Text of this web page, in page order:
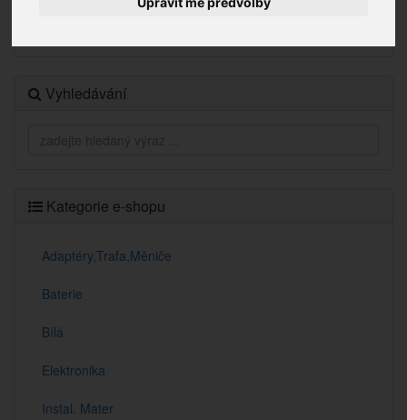
Vyhledávání
Kategorie e-shopu
Adaptéry,Trafa,Měniče
Baterie
Bílá
Elektronika
Instal. Mater